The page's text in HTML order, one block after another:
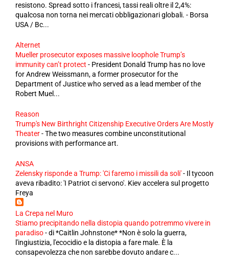
resistono. Spread sotto i francesi, tassi reali oltre il 2,4%:
qualcosa non torna nei mercati obbligazionari globali. - Borsa
USA / Bc...
Alternet
Mueller prosecutor exposes massive loophole Trump’s
immunity can’t protect - President Donald Trump has no love
for Andrew Weissmann, a former prosecutor for the
Department of Justice who served as a lead member of the
Robert Muel...
Reason
Trump's New Birthright Citizenship Executive Orders Are Mostly
Theater-The two measures combine unconstitutional
provisions with performance art.
ANSA
Zelensky risponde a Trump: 'Ci faremo i missili da soli'- Il tycoon
aveva ribadito: 'I Patriot ci servono'. Kiev accelera sul progetto
Freya
La Crepa nel Muro
Stiamo precipitando nella distopia quando potremmo vivere in
paradiso-di *Caitlin Johnstone* *Non è solo la guerra,
l'ingiustizia, l'ecocidio e la distopia a fare male. È la
consapevolezza che non sarebbe dovuto andare c...